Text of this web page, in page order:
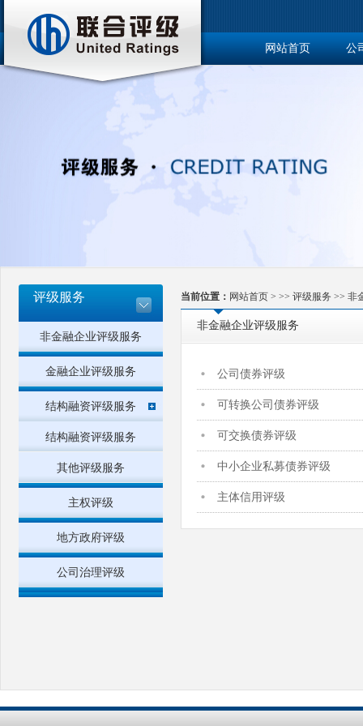
网站首页 公
评级服务
非金融企业评级服务
金融企业评级服务
结构融资评级服务
结构融资评级服务
其他评级服务
主权评级
地方政府评级
公司治理评级
当前位置： 网站首页 > >> 评级服务 >> 非
非金融企业评级服务
公司债券评级
可转换公司债券评级
可交换债券评级
中小企业私募债券评级
主体信用评级